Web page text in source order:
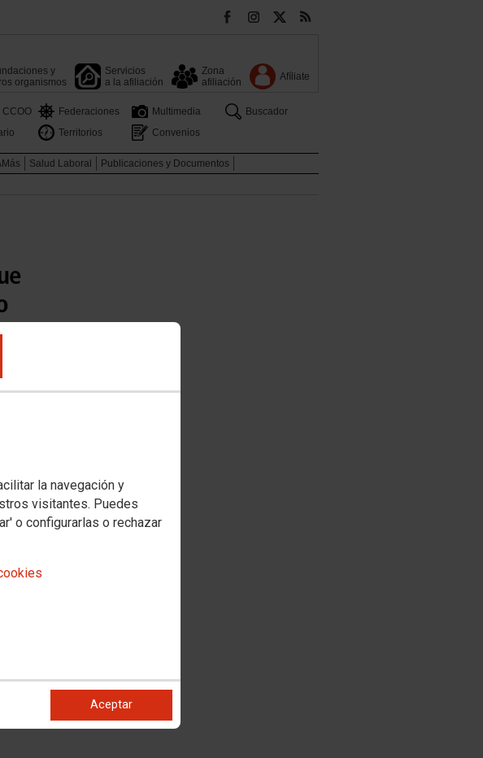
la navegación y
visitantes. Puedes
o configurarlas o rechazar
Aceptar
y
organismos
Servicios
a la afiliación
Zona
afiliación
Afíliate
CCOO Federaciones Multimedia
Buscador
Territorios Convenios
Salud Laboral
Publicaciones y Documentos
que
de